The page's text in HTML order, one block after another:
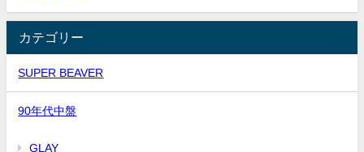
カテゴリー
SUPER BEAVER
90年代中盤
GLAY